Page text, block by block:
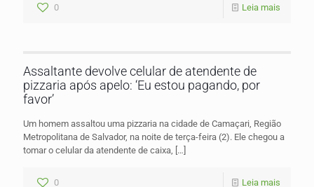
0 Leia mais
Assaltante devolve celular de atendente de
pizzaria após apelo: ‘Eu estou pagando, por
favor’
Um homem assaltou uma pizzaria na cidade de Camaçari, Região
Metropolitana de Salvador, na noite de terça-feira (2). Ele chegou a
tomar o celular da atendente de caixa, […]
0 Leia mais